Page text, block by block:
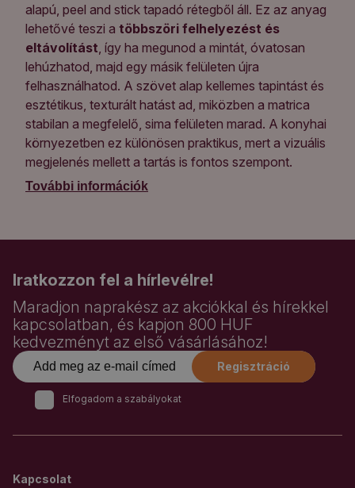
alapú, peel and stick tapadó rétegből áll. Ez az anyag
lehetővé teszi a többszöri felhelyezést és
eltávolítást, így ha megunod a mintát, óvatosan
lehúzhatod, majd egy másik felületen újra
felhasználhatod. A szövet alap kellemes tapintást és
esztétikus, texturált hatást ad, miközben a matrica
stabilan a megfelelő, sima felületen marad. A konyhai
környezetben ez különösen praktikus, mert a vizuális
megjelenés mellett a tartás is fontos szempont.
További információk
Iratkozzon fel a hírlevélre!
Maradjon naprakész az akciókkal és hírekkel
kapcsolatban, és kapjon 800 HUF
kedvezményt az első vásárlásához!
Regisztráció
Elfogadom a szabályokat
Kapcsolat